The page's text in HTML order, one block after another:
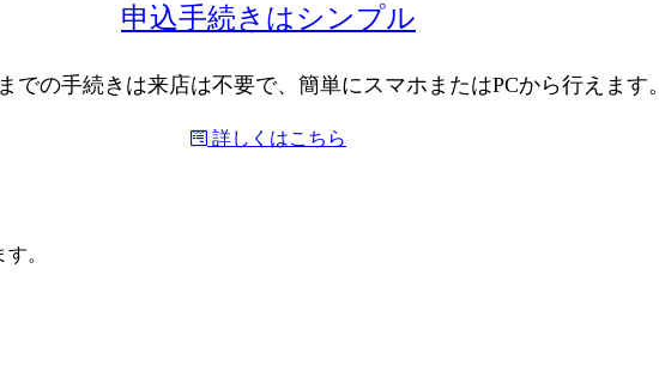
申込手続きはシンプル
での手続きは来店は不要で、簡単にスマホまたはPCから行えます。
詳しくはこちら
。